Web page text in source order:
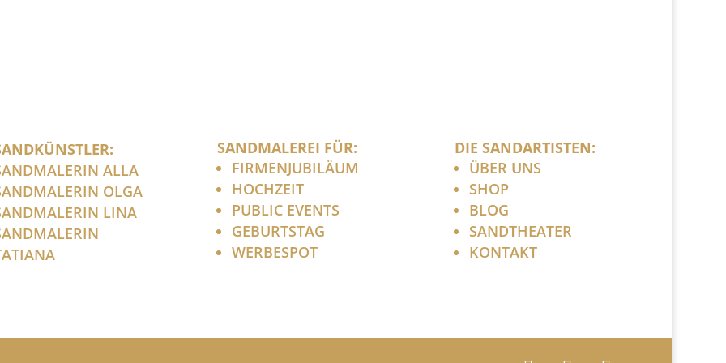
ALLA
OLGA
LINA
SANDMALEREI FÜR:
FIRMENJUBILÄUM
HOCHZEIT
PUBLIC EVENTS
GEBURTSTAG
WERBESPOT
DIE SANDARTISTEN:
ÜBER UNS
SHOP
BLOG
SANDTHEATER
KONTAKT